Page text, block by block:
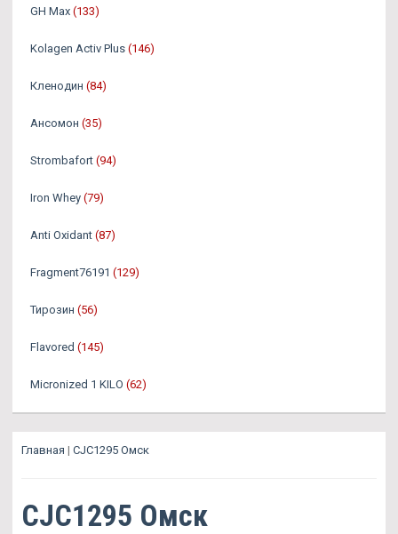
GH Max (133)
Kolagen Activ Plus (146)
Кленодин (84)
Ансомон (35)
Strombafort (94)
Iron Whey (79)
Anti Oxidant (87)
Fragment76191 (129)
Тирозин (56)
Flavored (145)
Micronized 1 KILO (62)
Главная | CJC1295 Омск
CJC1295 Омск